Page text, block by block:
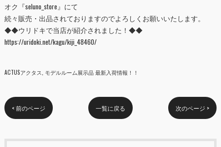
オク『seluno_store』にて
続々販売・出品されておりますのでよろしくお願いいたします。
◆◆ウリドキで当店が紹介されました！◆◆
https://uridoki.net/kagu/kiji_48460/
ACTUSアクタス モデルルーム展示品 最新入荷情報！！
< 前のページ 一覧に戻る 次のページ >